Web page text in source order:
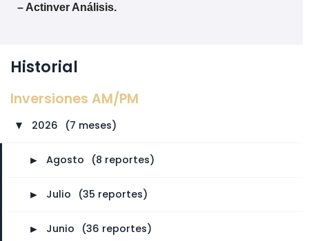
– Actinver Análisis.
Historial
Inversiones AM/PM
► 2026 (7 meses)
► Agosto (8 reportes)
► Julio (35 reportes)
► Junio (36 reportes)